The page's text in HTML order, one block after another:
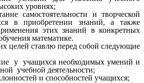
уровнях;
и творческой
в приобретении знаний, а также
этих знаний в конкретных
математике.
целей ставлю перед собой следующие
учащихся необходимых умений и
учебной деятельности;
и способностей учащихся;